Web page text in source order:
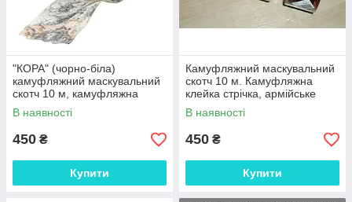
"КОРА" (чорно-біла)
камуфляжний маскувальний
скотч 10 м, камуфляжна
клейка стрічка Woodland
Camo (аналог Alle
В наявності
450 ₴
Купити
Камуфляжний маскувальний
скотч 10 м. Камуфляжна
клейка стрічка, армійське
маскування
В наявності
450 ₴
Купити